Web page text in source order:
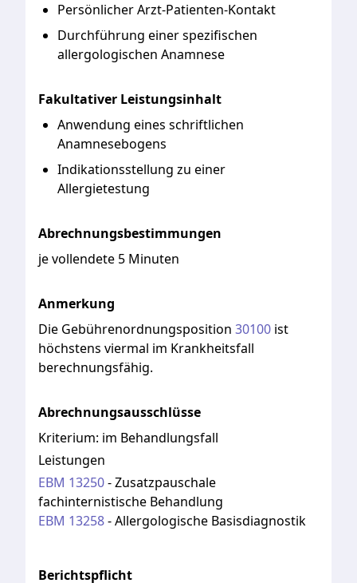
Persönlicher Arzt-Patienten-Kontakt
Durchführung einer spezifischen
allergologischen Anamnese
Fakultativer Leistungsinhalt
Anwendung eines schriftlichen
Anamnesebogens
Indikationsstellung zu einer
Allergietestung
Abrechnungsbestimmungen
je vollendete 5 Minuten
Anmerkung
Die Gebührenordnungsposition 30100 ist
höchstens viermal im Krankheitsfall
berechnungsfähig.
Abrechnungsausschlüsse
Kriterium: im Behandlungsfall
Leistungen
EBM 13250-Zusatzpauschale
fachinternistische Behandlung
EBM 13258-Allergologische Basisdiagnostik
Berichtspflicht